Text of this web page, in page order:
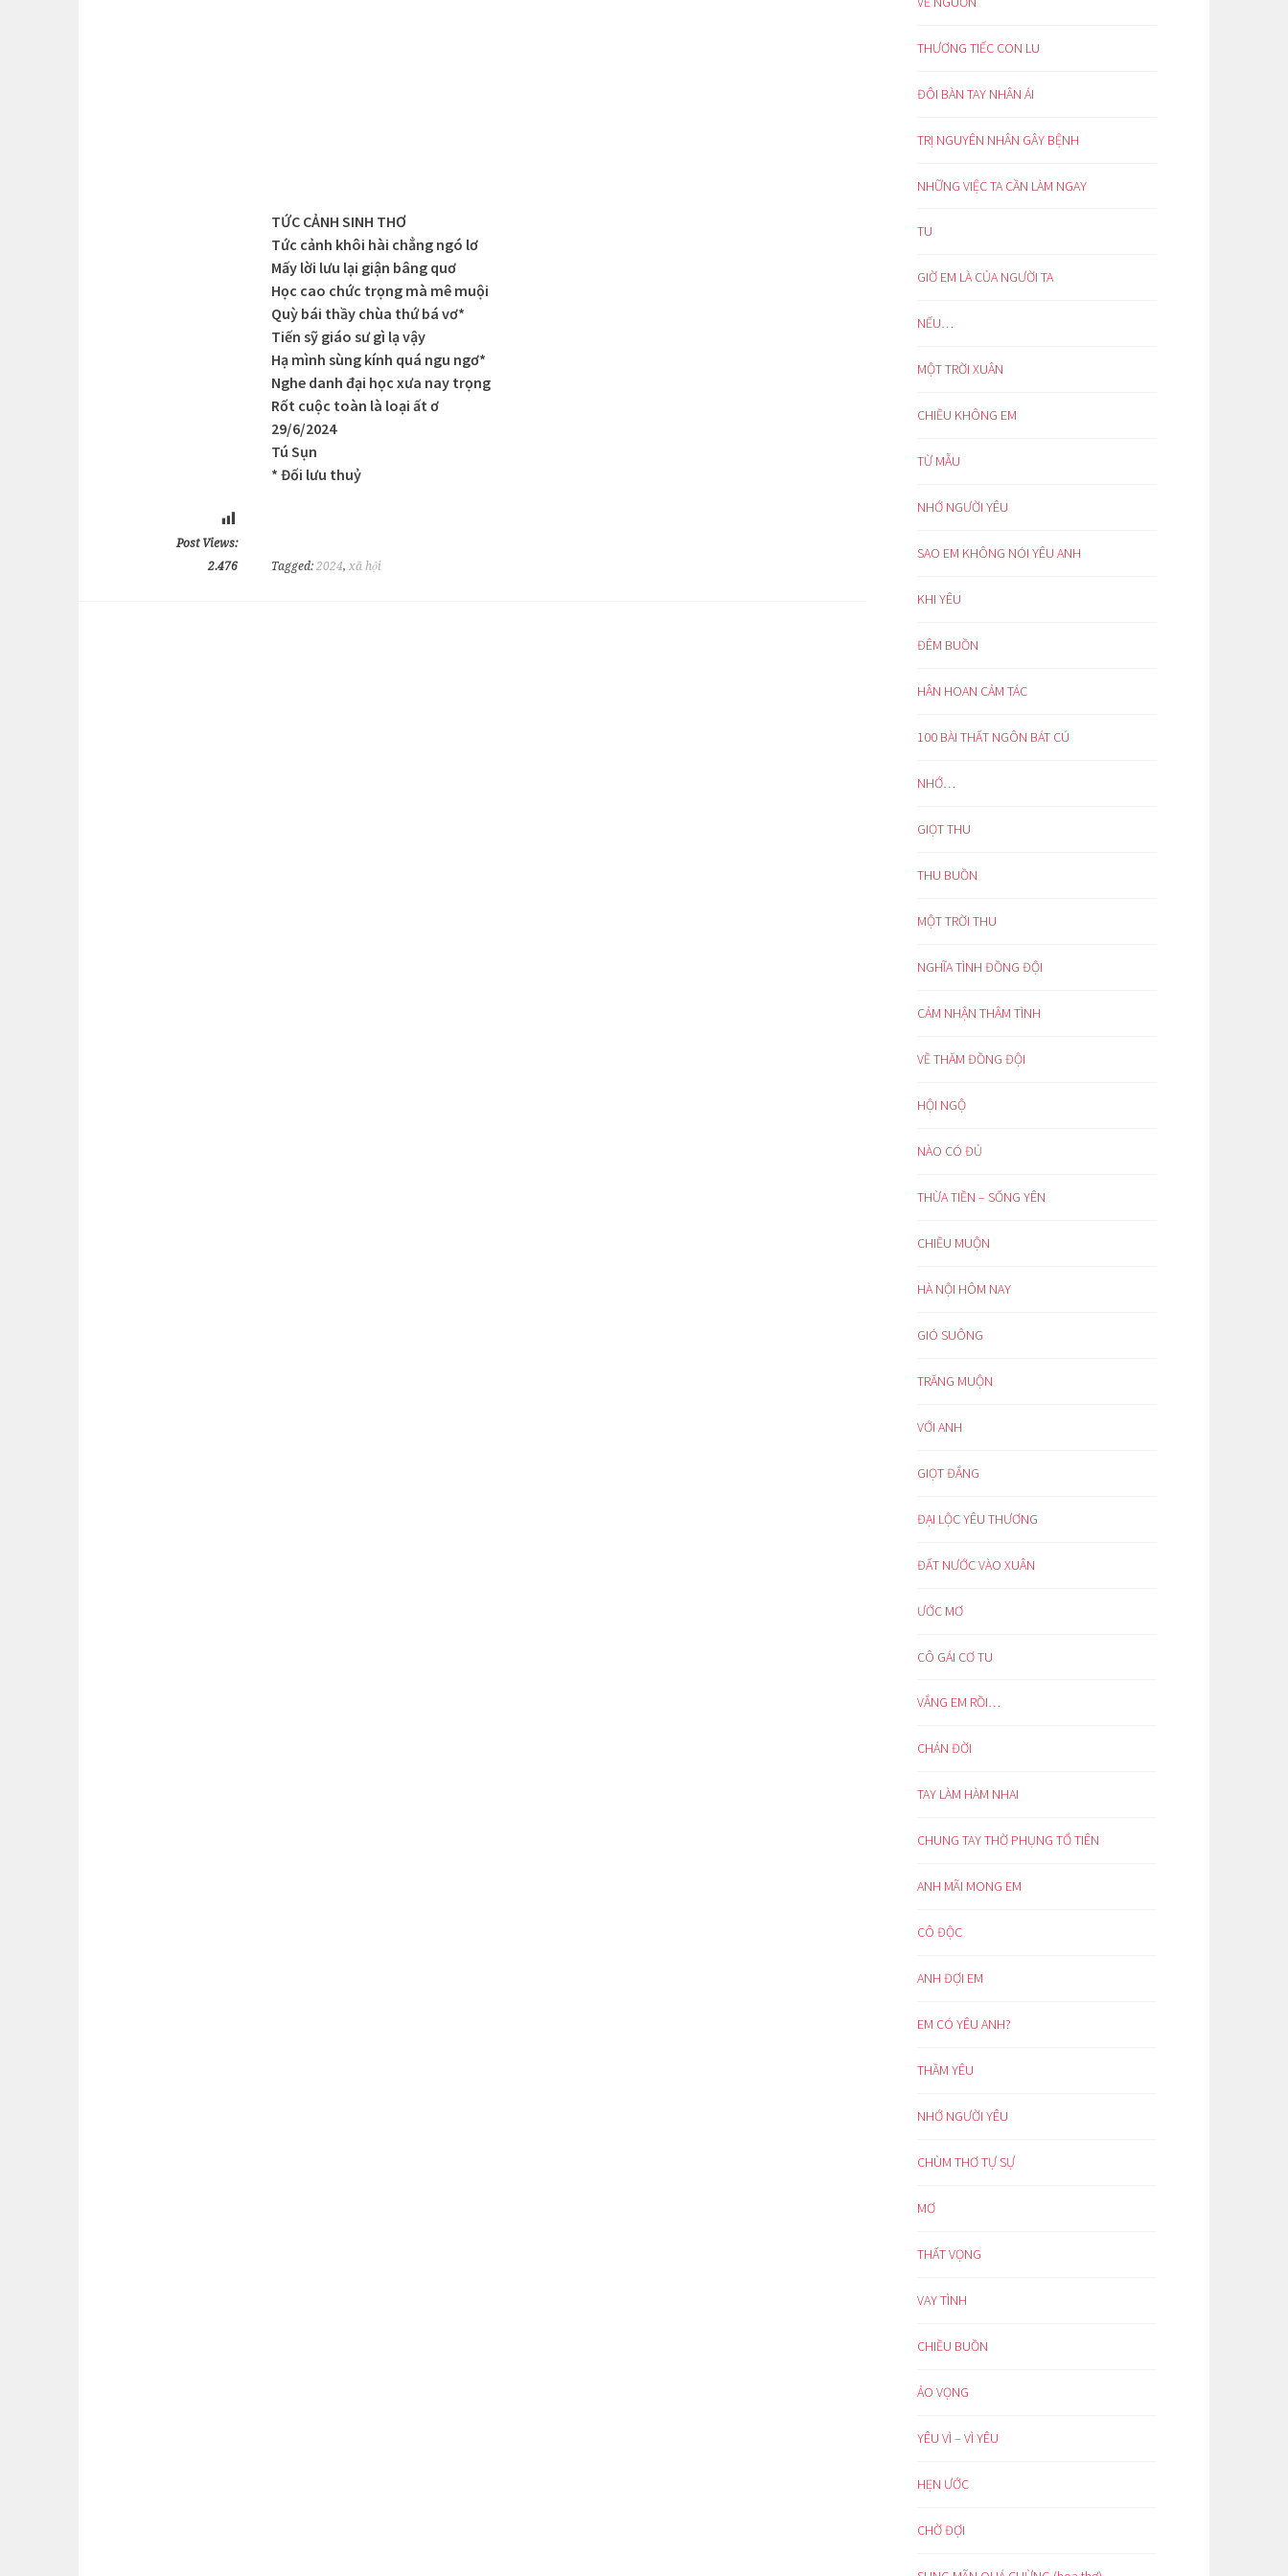
TỨC CẢNH SINH THƠ
Tức cảnh khôi hài chẳng ngó lơ
Mấy lời lưu lại giận bâng quơ
Học cao chức trọng mà mê muội
Quỳ bái thầy chùa thứ bá vơ*
Tiến sỹ giáo sư gì lạ vậy
Hạ mình sùng kính quá ngu ngơ*
Nghe danh đại học xưa nay trọng
Rốt cuộc toàn là loại ất ơ
29/6/2024
Tú Sụn
* Đối lưu thuỷ
Post Views:
2.476
Tagged: 2024, xã hội
THƯƠNG TIẾC CON LU
ĐÔI BÀN TAY NHÂN ÁI
TRỊ NGUYÊN NHÂN GÂY BỆNH
NHỮNG VIỆC TA CẦN LÀM NGAY
TU
GIỜ EM LÀ CỦA NGƯỜI TA
NẾU…
MỘT TRỜI XUÂN
CHIỀU KHÔNG EM
TỪ MẪU
NHỚ NGƯỜI YÊU
SAO EM KHÔNG NÓI YÊU ANH
KHI YÊU
ĐÊM BUỒN
HÂN HOAN CẢM TÁC
100 BÀI THẤT NGÔN BÁT CÚ
NHỚ…
GIỌT THU
THU BUỒN
MỘT TRỜI THU
NGHĨA TÌNH ĐỒNG ĐỘI
CẢM NHẬN THÂM TÌNH
VỀ THĂM ĐỒNG ĐỘI
HỘI NGỘ
NÀO CÓ ĐỦ
THỪA TIỀN – SỐNG YÊN
CHIỀU MUỘN
HÀ NỘI HÔM NAY
GIÓ SUÔNG
TRĂNG MUỘN
VỚI ANH
GIỌT ĐẮNG
ĐẠI LỘC YÊU THƯƠNG
ĐẤT NƯỚC VÀO XUÂN
ƯỚC MƠ
CÔ GÁI CƠ TU
VẮNG EM RỒI…
CHÁN ĐỜI
TAY LÀM HÀM NHAI
CHUNG TAY THỜ PHỤNG TỔ TIÊN
ANH MÃI MONG EM
CÔ ĐỘC
ANH ĐỢI EM
EM CÓ YÊU ANH?
THẦM YÊU
NHỚ NGƯỜI YÊU
CHÙM THƠ TỰ SỰ
MƠ
THẤT VỌNG
VAY TÌNH
CHIỀU BUỒN
ẢO VỌNG
YÊU VÌ – VÌ YÊU
HẸN ƯỚC
CHỜ ĐỢI